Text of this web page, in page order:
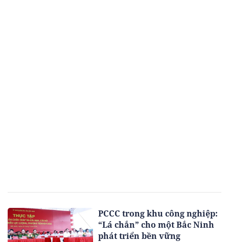
PCCC trong khu công nghiệp:
“Lá chắn” cho một Bắc Ninh
phát triển bền vững